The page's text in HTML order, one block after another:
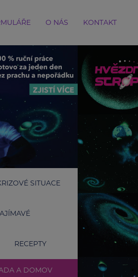
O NÁS KONTAKT
SITUACE
RECEPTY
A DOMOV